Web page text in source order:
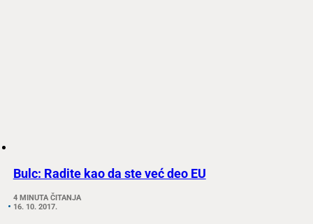
Bulc: Radite kao da ste već deo EU
4 MINUTA ČITANJA
16. 10. 2017.